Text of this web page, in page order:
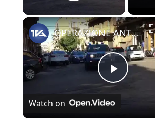
Play
OPERAZIONE ANTIMAFIA “ADRANO LIBERA”. DIVERSI ARRESTI DELLA POLIZIA
Watch on